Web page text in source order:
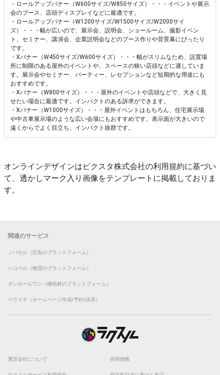
・ロールアップバナー（W600サイズ/W850サイズ）・・・イベントや展示
会のブース、店頭ディスプレイなどに最適です。
・ロールアップバナー（W1200サイズ/W1500サイズ/W2000サイ
ズ）・・・幅が広いので、展示会、説明会、ショールーム、撮影イベン
ト、セミナー、講演会、企業説明会などのブース作りや背景幕にぴったり
です。
・Xバナー（W450サイズ/W600サイズ）・・・幅がスリムなため、設置場
所に制限のある屋外のイベントや、スペースの狭い店頭などに適していま
す。展示会やセミナー、パーティー、レセプションなど短期的な用途にも
おすすめです。
・Xバナー（W800サイズ）・・・屋外のイベントや店頭などで、大きく見
せたい場合に最適です。インパクトのある訴求ができます。
・Xバナー（W1000サイズ）・・・屋外イベントはもちろん、住宅展示場
や中古車展示場のような広い会場にもおすすめです。表示面が大きいので
遠くからでよく目立ち、インパクト抜群です。
オンラインデザインはピクスタ株式会社の利用規約に基づい
て、透かしマーク入り画像をテンプレートに掲載しておりま
す。
関連のサービス
ノバセル（広告のプラットフォーム）
ハコベル（物流のプラットフォーム）
ダンボールワン（梱包材のプラットフォーム）
ペライチ（ホームページ作成/予約/決済）
運営会社について 採用情報